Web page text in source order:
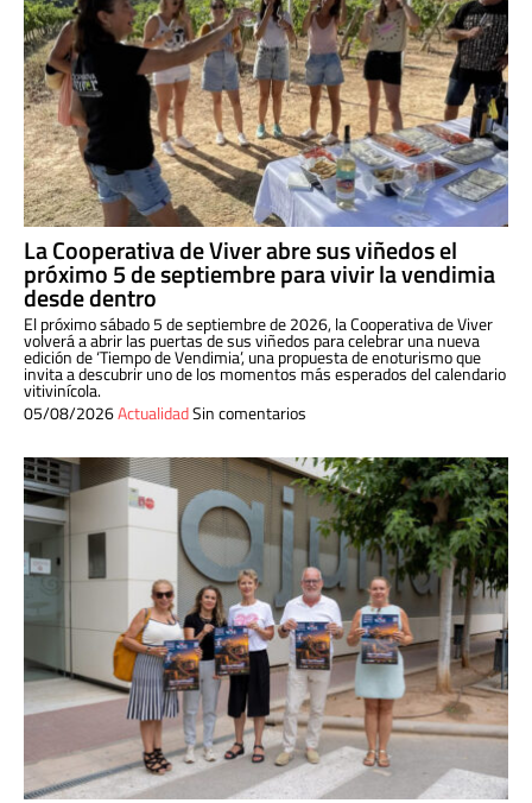
La Cooperativa de Viver abre sus viñedos el
próximo 5 de septiembre para vivir la vendimia
desde dentro
El próximo sábado 5 de septiembre de 2026, la Cooperativa de Viver
volverá a abrir las puertas de sus viñedos para celebrar una nueva
edición de ‘Tiempo de Vendimia’, una propuesta de enoturismo que
invita a descubrir uno de los momentos más esperados del calendario
vitivinícola.
05/08/2026ActualidadSin comentarios